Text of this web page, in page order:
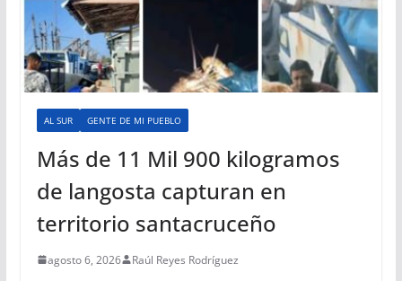
AL SUR GENTE DE MI PUEBLO
Más de 11 Mil 900 kilogramos
de langosta capturan en
territorio santacruceño
agosto 6, 2026 Raúl Reyes Rodríguez